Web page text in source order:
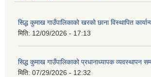
सिद्ध कुमाख गाउँपालिकाको खरको छाना विस्थापित
मिति: 12/09/2026 - 17:13
सिद्ध कुमाख गाउँपालिकाको प्रधानाध्यापक व्यवस्थापन
मिति: 07/29/2026 - 12:32